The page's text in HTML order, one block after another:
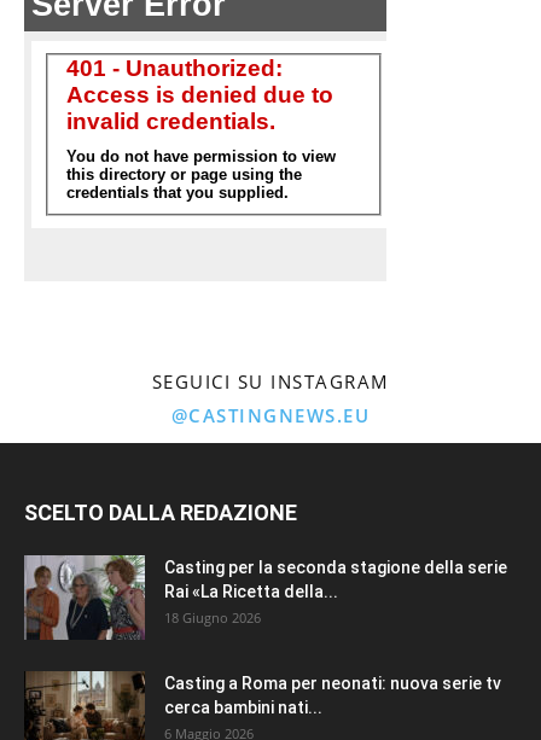
SEGUICI SU INSTAGRAM
@CASTINGNEWS.EU
SCELTO DALLA REDAZIONE
Casting per la seconda stagione della serie
Rai «La Ricetta della...
18 Giugno 2026
Casting a Roma per neonati: nuova serie tv
cerca bambini nati...
6 Maggio 2026